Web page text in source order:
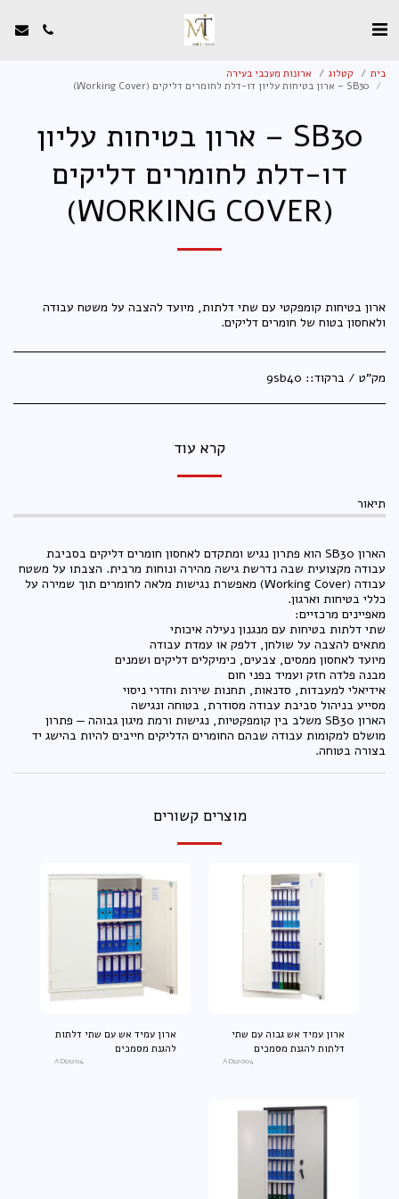
בית קטלוג
ארונות מעכבי בעירה
SB30 – ארון בטיחות עליון דו-דלת לחומרים דליקים (Working Cover)
SB30 – ארון בטיחות עליון
דו-דלת לחומרים דליקים
(WORKING COVER)
ארון בטיחות קומפקטי עם שתי דלתות, מיועד להצבה על משטח עבודה
ולאחסון בטוח של חומרים דליקים.
מק"ט / ברקוד:: 9sb40
קרא עוד
תיאור
הארון SB30 הוא פתרון נגיש ומתקדם לאחסון חומרים דליקים בסביבת
עבודה מקצועית שבה נדרשת גישה מהירה ונוחות מרבית. הצבתו על משטח
עבודה (Working Cover) מאפשרת נגישות מלאה לחומרים תוך שמירה על
כללי בטיחות וארגון.
מאפיינים מרכזיים:
שתי דלתות בטיחות עם מנגנון נעילה איכותי
מתאים להצבה על שולחן, דלפק או עמדת עבודה
מיועד לאחסון ממסים, צבעים, כימיקלים דליקים ושמנים
מבנה פלדה חזק ועמיד בפני חום
אידיאלי למעבדות, סדנאות, תחנות שירות וחדרי ניסוי
מסייע בניהול סביבת עבודה מסודרת, בטוחה ונגישה
הארון SB30 משלב בין קומפקטיות, נגישות ורמת מיגון גבוהה — פתרון
מושלם למקומות עבודה שבהם החומרים הדליקים חייבים להיות בהישג יד
בצורה בטוחה.
מוצרים קשורים
ארון עמיד אש גבוה עם שתי
דלתות להגנת מסמכים
AD92004
ארון עמיד אש עם שתי דלתות
להגנת מסמכים
AD91204